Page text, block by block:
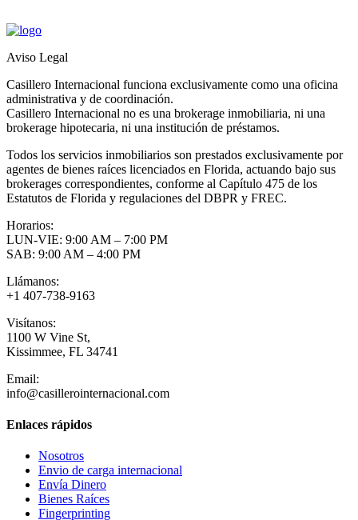
Aviso Legal
Casillero Internacional funciona exclusivamente como una oficina
administrativa y de coordinación.
Casillero Internacional no es una brokerage inmobiliaria, ni una
brokerage hipotecaria, ni una institución de préstamos.
Todos los servicios inmobiliarios son prestados exclusivamente por
agentes de bienes raíces licenciados en Florida, actuando bajo sus
brokerages correspondientes, conforme al Capítulo 475 de los
Estatutos de Florida y regulaciones del DBPR y FREC.
Horarios:
LUN-VIE: 9:00 AM – 7:00 PM
SAB: 9:00 AM – 4:00 PM
Llámanos:
+1 407-738-9163
Visítanos:
1100 W Vine St,
Kissimmee, FL 34741
Email:
info@casillerointernacional.com
Enlaces rápidos
Nosotros
Envio de carga internacional
Envía Dinero
Bienes Raíces
Fingerprinting